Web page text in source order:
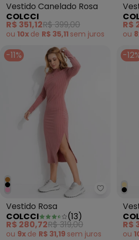
Vestido Canelado Rosa
COLCCI
R$ 351,12R$ 399,00
ou 10x de R$ 35,11 sem juros
R$
ou
-11%
Colcci -
Vestido Rosa
COLCCI
(13)
R$ 280,72R$ 319,00
ou 9x de R$ 31,19 sem juros
-
R$
ou